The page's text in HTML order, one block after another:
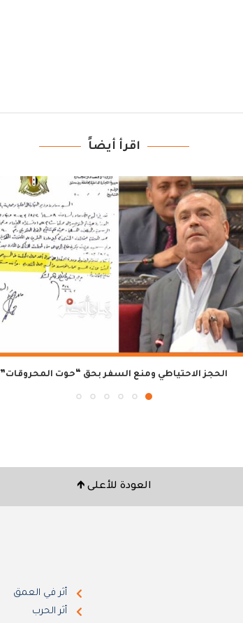
اقرأ أيضاً
الحجز الاحتياطي ومنع السفر بحق “حوت المحروقات”
العودة للأعلى 🡹
أثر في العمق
أثر الحرب